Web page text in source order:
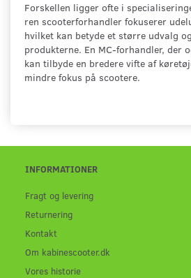
Forskellen ligger ofte i
ren scooterforhandler fokuserer
hvilket kan betyde et større udvalg
produkterne. En MC-forhandler, der
kan tilbyde en bredere vifte af
mindre fokus på scootere.
INFORMATIONER
Fragt og levering
Returnering
Kontakt
Om kabinescooter.dk
Vores historie